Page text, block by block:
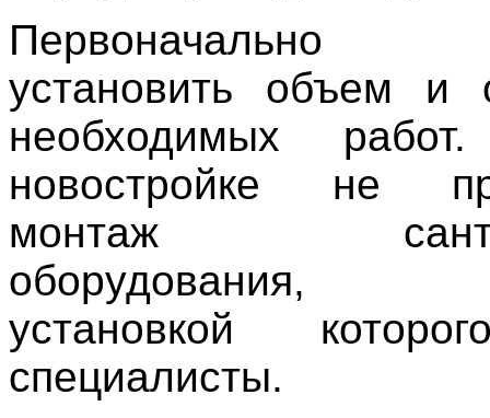
Первоначально
установить объем и
необходимых
новостройке не
монтаж
оборудования,
установкой
специалисты.